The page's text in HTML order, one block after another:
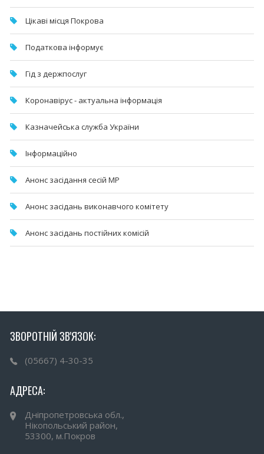
Цікаві місця Покрова
Податкова інформує
Гід з держпослуг
Коронавірус - актуальна інформація
Казначейська служба України
Інформаційно
Анонс засідання сесій МР
Анонс засідань виконавчого комітету
Анонс засідань постійних комісій
ЗВОРОТНІЙ ЗВ'ЯЗОК:
(05667) 4-30-35
АДРЕСА:
Дніпропетровська обл.,
Нікопольський район,
53300, м.Покров